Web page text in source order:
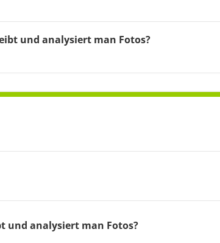
und analysiert man Fotos?
und analysiert man Fotos?